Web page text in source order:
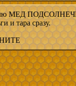
МЕД
и тара сразу.